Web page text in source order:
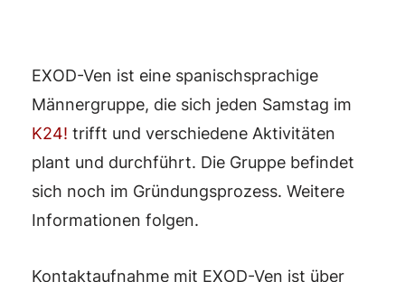
EXOD-Ven ist eine spanischsprachige
Männergruppe, die sich jeden Samstag im
K24! trifft und verschiedene Aktivitäten
plant und durchführt. Die Gruppe befindet
sich noch im Gründungsprozess. Weitere
Informationen folgen.
Kontaktaufnahme mit EXOD-Ven ist über